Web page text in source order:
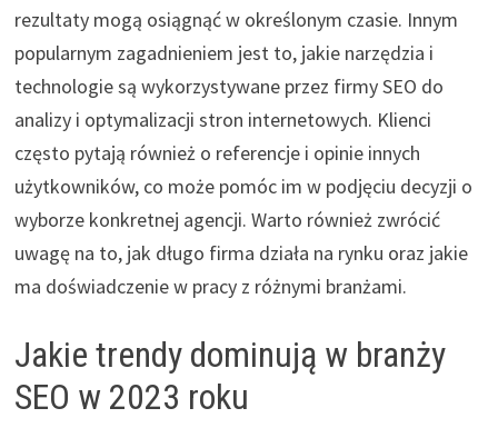
rezultaty mogą osiągnąć w określonym czasie. Innym
popularnym zagadnieniem jest to, jakie narzędzia i
technologie są wykorzystywane przez firmy SEO do
analizy i optymalizacji stron internetowych. Klienci
często pytają również o referencje i opinie innych
użytkowników, co może pomóc im w podjęciu decyzji o
wyborze konkretnej agencji. Warto również zwrócić
uwagę na to, jak długo firma działa na rynku oraz jakie
ma doświadczenie w pracy z różnymi branżami.
Jakie trendy dominują w branży
SEO w 2023 roku